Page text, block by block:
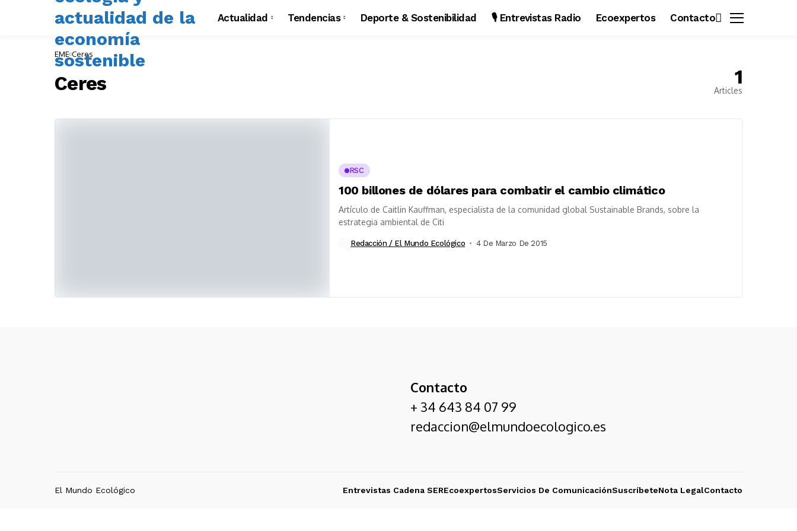
Actualidad Tendencias Deporte & Sostenibilidad 🎙️ Entrevistas Radio Ecoexpertos Contacto
EME Ceres
Ceres 1
Articles
RSC
100 billones de dólares para combatir el cambio climático
Artículo de Caitlin Kauffman, especialista de la comunidad global Sustainable Brands, sobre la
estrategia ambiental de Citi
Redacción / El Mundo Ecológico 4 De Marzo De 2015
Contacto
+ 34 643 84 07 99
redaccion@elmundoecologico.es
El Mundo Ecológico Entrevistas Cadena SEREcoexpertosServicios De ComunicaciónSuscríbeteNota LegalContacto